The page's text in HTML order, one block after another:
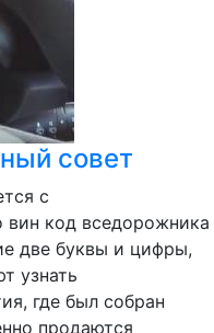
совет
с
вин код вседорожника
две буквы и цифры,
узнать
где был собран
продаются